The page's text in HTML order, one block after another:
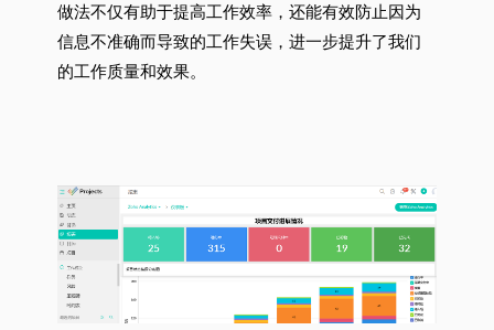
做法不仅有助于提高工作效率，还能有效防止因为
信息不准确而导致的工作失误，进一步提升了我们
的工作质量和效果。